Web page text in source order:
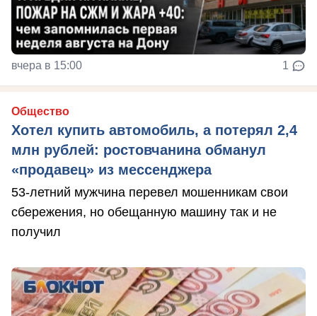
вчера в 15:00 1
Общество
Хотел купить автомобиль, а потерял 2,4
млн рублей: ростовчанина обманул
«продавец» из мессенджера
53-летний мужчина перевел мошенникам свои
сбережения, но обещанную машину так и не
получил